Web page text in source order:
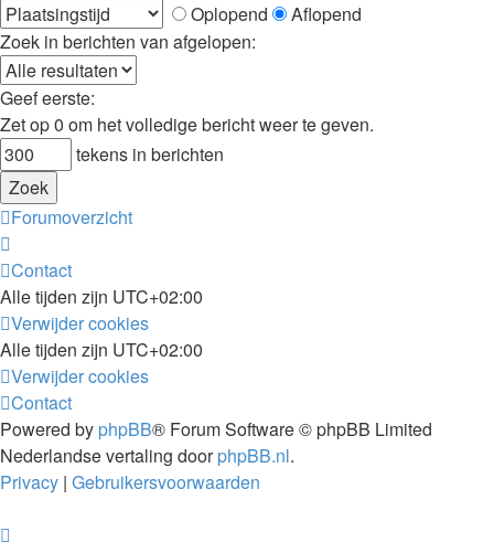
Oplopend
Aflopend
Zoek in berichten van afgelopen:
Geef eerste:
Zet op 0 om het volledige bericht weer te geven.
tekens in berichten
Forumoverzicht
Contact
Alle tijden zijn UTC+02:00
Verwijder cookies
Alle tijden zijn UTC+02:00
Verwijder cookies
Contact
Powered by phpBB® Forum Software © phpBB Limited
Nederlandse vertaling doorphpBB.nl.
Privacy | Gebruikersvoorwaarden